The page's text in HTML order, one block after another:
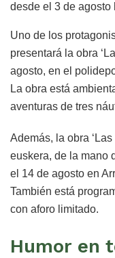
desde el 3 de agosto
Uno de los
presentará la obra
agosto, en el
La obra está
aventuras de tres
Además, la obra
euskera, de la mano
el 14 de agosto en
También está
con aforo limitado.
Humor en